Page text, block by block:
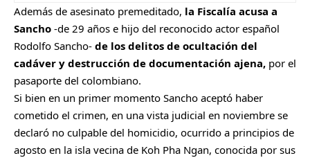
Además de asesinato premeditado, la Fiscalía acusa a
Sancho -de 29 años e hijo del reconocido actor español
Rodolfo Sancho- de los delitos de ocultación del
cadáver y destrucción de documentación ajena, por el
pasaporte del colombiano.
Si bien en un primer momento Sancho aceptó haber
cometido el crimen, en una vista judicial en noviembre se
declaró no culpable del homicidio, ocurrido a principios de
agosto en la isla vecina de Koh Pha Ngan, conocida por sus